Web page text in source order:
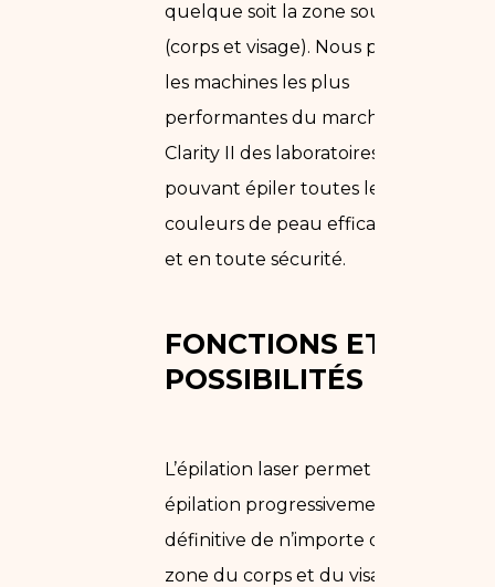
quelque soit la zone souhaitée
(corps et visage). Nous possédons
les machines les plus
performantes du marché: le laser
Clarity II des laboratoires Lutronic,
pouvant épiler toutes les
couleurs de peau efficacement
et en toute sécurité.
FONCTIONS ET
POSSIBILITÉS
L’épilation laser permet une
épilation progressivement
définitive de n’importe quelle
zone du corps et du visage. Le